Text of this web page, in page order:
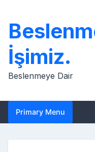
content
İşimiz.
Beslenmeye Dair
Primary Menu